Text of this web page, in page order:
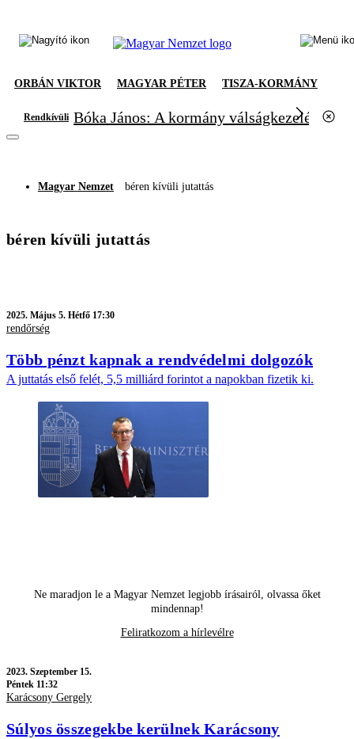
ORBÁN VIKTOR MAGYAR PÉTER TISZA-KORMÁNY
Rendkívüli Bóka János: A kormány válságkezelésből
Magyar Nemzet béren kívüli jutattás
béren kívüli jutattás
2025. Május 5. Hétfő 17:30
rendőrség
Több pénzt kapnak a rendvédelmi dolgozók
A juttatás első felét, 5,5 milliárd forintot a napokban fizetik ki.
Ne maradjon le a Magyar Nemzet legjobb írásairól, olvassa őket
mindennap!
Feliratkozom a hírlevélre
2023. Szeptember 15.
Péntek 11:32
Karácsony Gergely
Súlyos összegekbe kerülnek Karácsony